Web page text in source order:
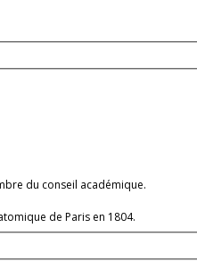
du conseil académique.
de Paris en 1804.